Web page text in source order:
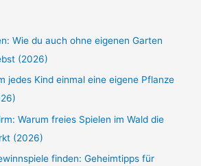
Wie du auch ohne eigenen Garten
(2026)
jedes Kind einmal eine eigene Pflanze
Warum freies Spielen im Wald die
(2026)
finden: Geheimtipps für